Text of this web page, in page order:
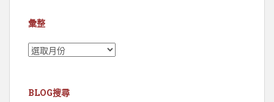
彙整
彙
BLOG搜尋